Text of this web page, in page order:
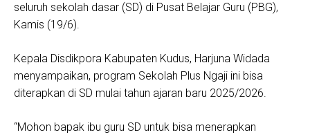
seluruh sekolah dasar (SD) di Pusat Belajar Guru (PBG),
Kamis (19/6).
Kepala Disdikpora Kabupaten Kudus, Harjuna Widada
menyampaikan, program Sekolah Plus Ngaji ini bisa
diterapkan di SD mulai tahun ajaran baru 2025/2026.
“Mohon bapak ibu guru SD untuk bisa menerapkan